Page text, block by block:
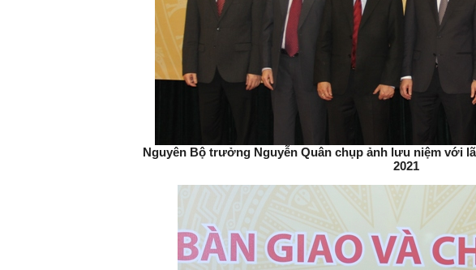
Nguyên Bộ trưởng Nguyễn Quân chụp ảnh lưu niệm với
2021